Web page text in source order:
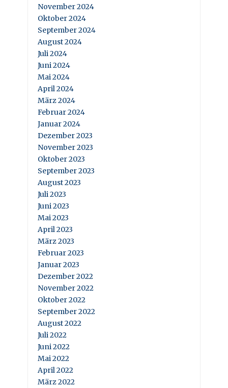
November 2024
Oktober 2024
September 2024
August 2024
Juli 2024
Juni 2024
Mai 2024
April 2024
März 2024
Februar 2024
Januar 2024
Dezember 2023
November 2023
Oktober 2023
September 2023
August 2023
Juli 2023
Juni 2023
Mai 2023
April 2023
März 2023
Februar 2023
Januar 2023
Dezember 2022
November 2022
Oktober 2022
September 2022
August 2022
Juli 2022
Juni 2022
Mai 2022
April 2022
März 2022